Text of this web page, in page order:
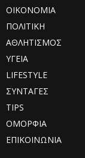
ΟΙΚΟΝΟΜΙΑ
ΠΟΛΙΤΙΚΗ
ΑΘΛΗΤΙΣΜΟΣ
ΥΓΕΙΑ
LIFESTYLE
ΣΥΝΤΑΓΕΣ
TIPS
ΟΜΟΡΦΙΑ
ΕΠΙΚΟΙΝΩΝΙΑ